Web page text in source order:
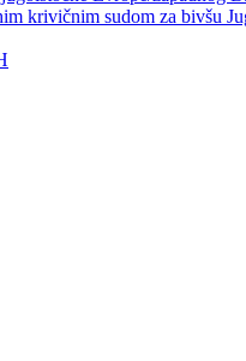
krivičnim sudom za bivšu